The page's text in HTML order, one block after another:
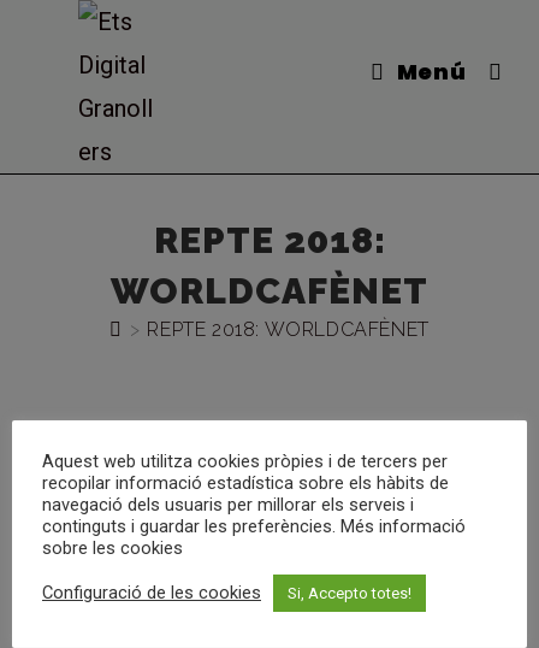
Menú
REPTE 2018:
WORLDCAFÈNET
> REPTE 2018: WORLDCAFÈNET
Aquest web utilitza cookies pròpies i de tercers per
recopilar informació estadística sobre els hàbits de
navegació dels usuaris per millorar els serveis i
continguts i guardar les preferències. Més informació
sobre les cookies
Configuració de les cookies Si, Accepto totes!